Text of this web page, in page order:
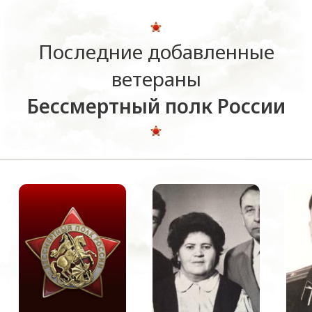
Последние добавленные
ветераны
Бессмертный полк России